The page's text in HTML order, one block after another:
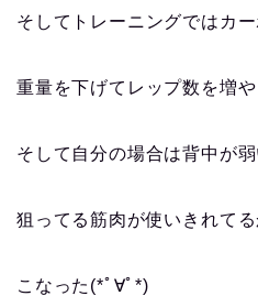
そしてトレーニングではカ
重量を下げてレップ数を増や
そして自分の場合は背中が
狙ってる筋肉が使いきれて
こなった(*ﾟ∀ﾟ*)